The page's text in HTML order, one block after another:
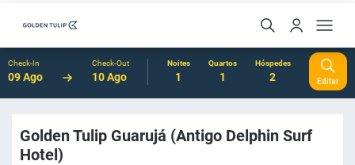
Check-In
09 Ago
Check-Out
10 Ago
Noites
1
Quartos
1
Hóspedes
2 Editar
Golden Tulip Guarujá (Antigo Delphin Surf
Hotel)